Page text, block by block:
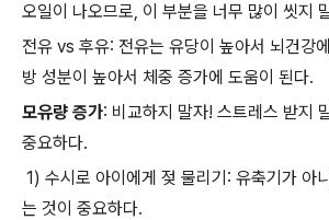
오일이 나오므로, 이 부분을 너무 많이 씻지
전유 vs 후유: 전유는 유당이 높아서 뇌건강
방 성분이 높아서 체중 증가에 도움이 된다.
모유량 증가: 비교하지 말자! 스트레스 받지
중요하다.
1) 수시로 아이에게 젖 물리기: 유축기가 아
는 것이 중요하다.